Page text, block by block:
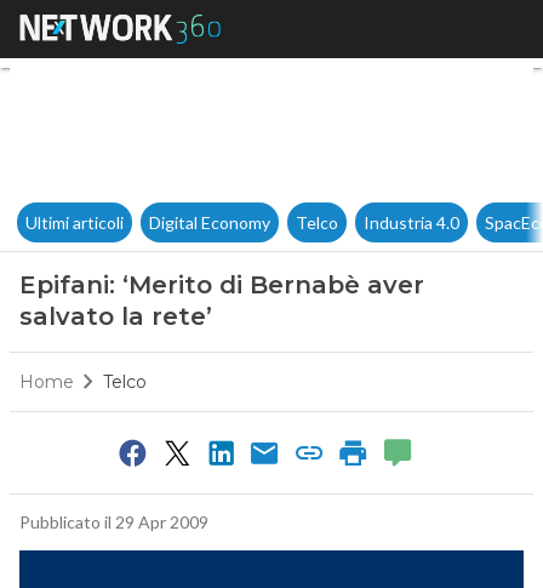
Epifani: ‘Merito di Bernabè
Ultimi articoli Digital Economy Telco Industria 4.0
Epifani: ‘Merito di Bernabè aver
salvato la rete’
Home Telco
Pubblicato il 29 Apr 2009